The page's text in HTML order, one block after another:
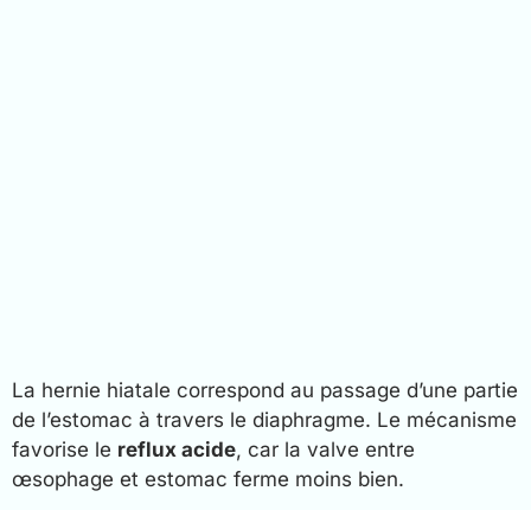
La hernie hiatale correspond au passage d’une partie
de l’estomac à travers le diaphragme. Le mécanisme
favorise le reflux acide, car la valve entre
œsophage et estomac ferme moins bien.